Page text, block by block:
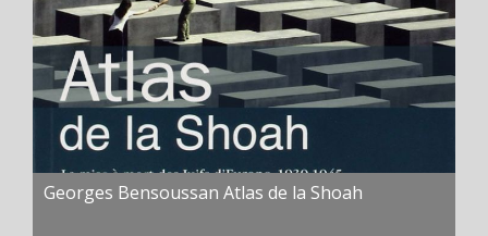
Georges Bensoussan Atlas de la Shoah